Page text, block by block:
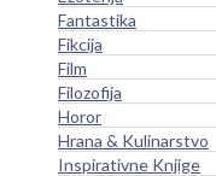
Fantastika
Fikcija
Film
Filozofija
Horor
Hrana & Kulinarstvo
Inspirativne Knjige